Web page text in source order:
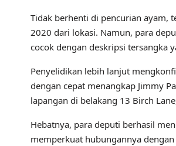
Tidak berhenti di pencurian ayam,
2020 dari lokasi. Namun, para
cocok dengan deskripsi tersangka
Penyelidikan lebih lanjut
dengan cepat menangkap Jimmy
lapangan di belakang 13 Birch
Hebatnya, para deputi berhasil
memperkuat hubungannya